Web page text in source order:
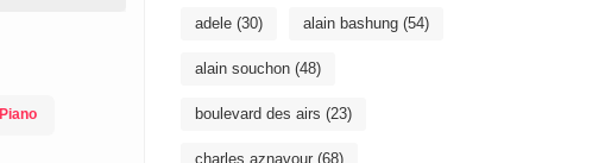
Piano
adele (30) alain bashung (54)
alain souchon (48)
boulevard des airs (23)
charles aznavour (68)